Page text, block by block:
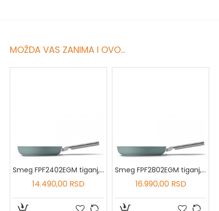
MOŽDA VAS ZANIMA I OVO...
Smeg FPF2402EGM tiganj, 24cm
14.490,00 RSD
Smeg FPF2802EGM tiganj, 28cm
16.990,00 RSD